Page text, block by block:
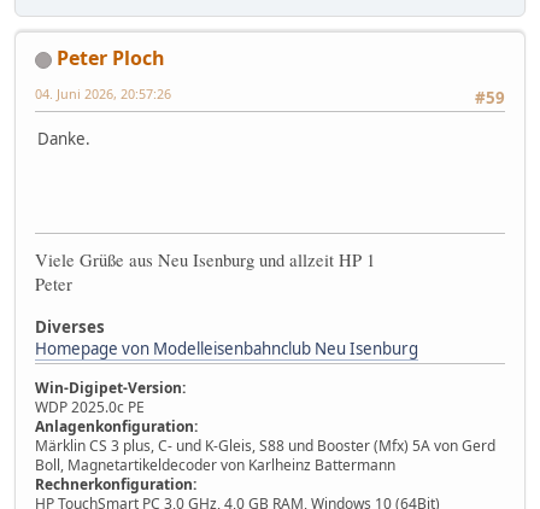
Peter Ploch
#59
04. Juni 2026, 20:57:26
Danke.
Viele Grüße aus Neu Isenburg und allzeit HP 1
Peter
Diverses
Homepage von Modelleisenbahnclub Neu Isenburg
Win-Digipet-Version:
WDP 2025.0c PE
Anlagenkonfiguration:
Märklin CS 3 plus, C- und K-Gleis, S88 und Booster (Mfx) 5A von Gerd
Boll, Magnetartikeldecoder von Karlheinz Battermann
Rechnerkonfiguration:
HP TouchSmart PC 3,0 GHz, 4,0 GB RAM, Windows 10 (64Bit)